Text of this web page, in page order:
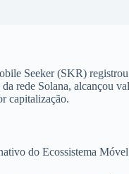
Seeker (SKR)
da rede Solana, alcançou
capitalização.
do Ecossistema Móvel